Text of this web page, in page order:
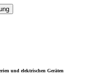
und elektrischen Geräten